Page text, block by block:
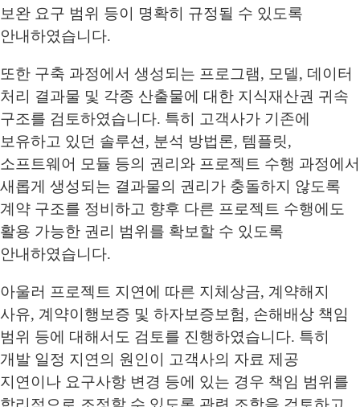
보완 요구 범위 등이 명확히 규정될 수 있도록
안내하였습니다.
또한 구축 과정에서 생성되는 프로그램, 모델, 데이터
처리 결과물 및 각종 산출물에 대한 지식재산권 귀속
구조를 검토하였습니다. 특히 고객사가 기존에
보유하고 있던 솔루션, 분석 방법론, 템플릿,
소프트웨어 모듈 등의 권리와 프로젝트 수행 과정에서
새롭게 생성되는 결과물의 권리가 충돌하지 않도록
계약 구조를 정비하고 향후 다른 프로젝트 수행에도
활용 가능한 권리 범위를 확보할 수 있도록
안내하였습니다.
아울러 프로젝트 지연에 따른 지체상금, 계약해지
사유, 계약이행보증 및 하자보증보험, 손해배상 책임
범위 등에 대해서도 검토를 진행하였습니다. 특히
개발 일정 지연의 원인이 고객사의 자료 제공
지연이나 요구사항 변경 등에 있는 경우 책임 범위를